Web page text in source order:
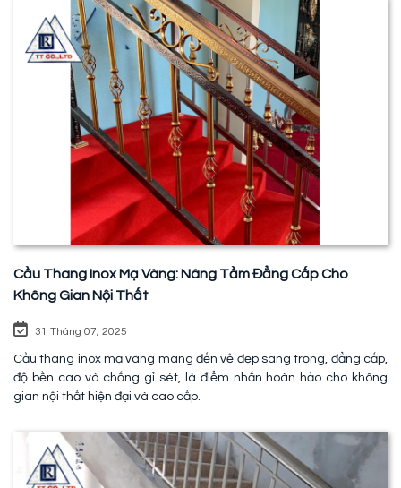
Cầu Thang Inox Mạ Vàng: Nâng Tầm Đẳng Cấp Cho
Không Gian Nội Thất
31 Tháng 07, 2025
Cầu thang inox mạ vàng mang đến vẻ đẹp sang trọng, đẳng cấp,
độ bền cao và chống gỉ sét, là điểm nhấn hoàn hảo cho không
gian nội thất hiện đại và cao cấp.